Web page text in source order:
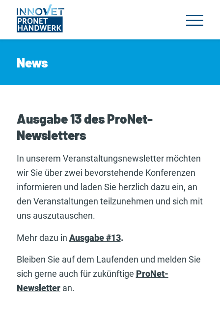
News
Ausgabe 13 des ProNet-
Newsletters
In unserem Veranstaltungsnewsletter möchten
wir Sie über zwei bevorstehende Konferenzen
informieren und laden Sie herzlich dazu ein, an
den Veranstaltungen teilzunehmen und sich mit
uns auszutauschen.
Mehr dazu in Ausgabe #13.
Bleiben Sie auf dem Laufenden und melden Sie
sich gerne auch für zukünftige ProNet-
Newsletteran.